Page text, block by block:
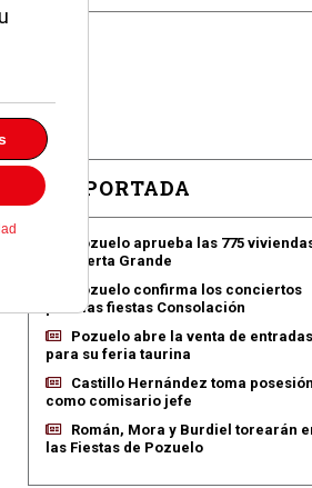
EN PORTADA
Pozuelo aprueba las 775
de Huerta Grande
Pozuelo confirma los conciertos
para las fiestas Consolación
Pozuelo abre la venta de entradas
para su feria taurina
Castillo Hernández toma posesión
como comisario jefe
Román, Mora y Burdiel torearán
las Fiestas de Pozuelo